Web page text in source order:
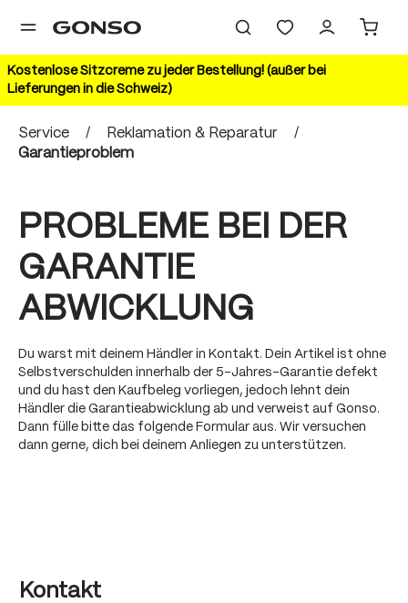
springen
Kostenlose Sitzcreme zu jeder Bestellung! (außer bei
Lieferungen in die Schweiz)
Service / Reklamation & Reparatur /
Garantieproblem
PROBLEME BEI DER
GARANTIE
ABWICKLUNG
Du warst mit deinem Händler in Kontakt. Dein Artikel ist ohne
Selbstverschulden innerhalb der 5-Jahres-Garantie defekt
und du hast den Kaufbeleg vorliegen, jedoch lehnt dein
Händler die Garantieabwicklung ab und verweist auf Gonso.
Dann fülle bitte das folgende Formular aus. Wir versuchen
dann gerne, dich bei deinem Anliegen zu unterstützen.
Kontakt